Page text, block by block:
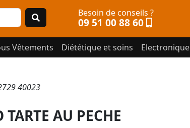
Besoin de conseils ?
09 51 00 88 60
Vêtements Diététique et soins Electronique
40023
AU PECHE